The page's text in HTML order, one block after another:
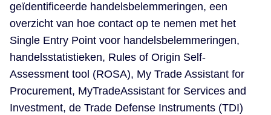
geïdentificeerde handelsbelemmeringen, een
overzicht van hoe contact op te nemen met het
Single Entry Point voor handelsbelemmeringen,
handelsstatistieken, Rules of Origin Self-
Assessment tool (ROSA), My Trade Assistant for
Procurement, MyTradeAssistant for Services and
Investment, de Trade Defense Instruments (TDI)